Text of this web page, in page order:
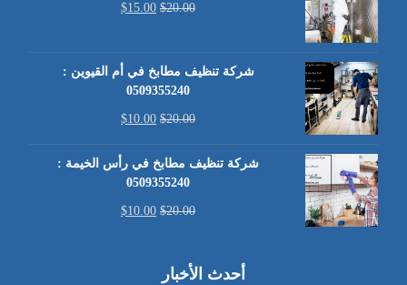
$20.00
$15.00
شركة تنظيف مطابخ في أم القيوين :
0509355240
$20.00
$10.00
شركة تنظيف مطابخ في رأس الخيمة :
0509355240
$20.00
$10.00
أحدث الأخبار